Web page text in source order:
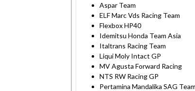
Aspar Team
ELF Marc Vds Racing Team
Flexbox HP40
Idemitsu Honda Team Asia
Italtrans Racing Team
Liqui Moly Intact GP
MV Agusta Forward Racing
NTS RW Racing GP
Pertamina Mandalika SAG Team